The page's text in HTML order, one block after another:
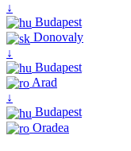
↓
Budapest
Donovaly
↓
Budapest
Arad
↓
Budapest
Oradea